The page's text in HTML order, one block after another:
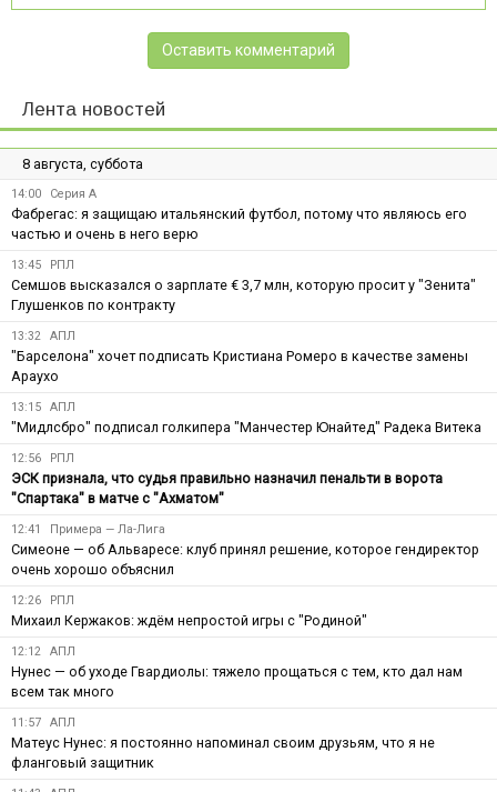
Оставить комментарий
Лента новостей
8 августа, суббота
14:00 Серия А
Фабрегас: я защищаю итальянский футбол, потому что являюсь его
частью и очень в него верю
13:45 РПЛ
Семшов высказался о зарплате € 3,7 млн, которую просит у "Зенита"
Глушенков по контракту
13:32 АПЛ
"Барселона" хочет подписать Кристиана Ромеро в качестве замены
Араухо
13:15 АПЛ
"Мидлсбро" подписал голкипера "Манчестер Юнайтед" Радека Витека
12:56 РПЛ
ЭСК признала, что судья правильно назначил пенальти в ворота
"Спартака" в матче с "Ахматом"
12:41 Примера — Ла-Лига
Симеоне — об Альваресе: клуб принял решение, которое гендиректор
очень хорошо объяснил
12:26 РПЛ
Михаил Кержаков: ждём непростой игры с "Родиной"
12:12 АПЛ
Нунес — об уходе Гвардиолы: тяжело прощаться с тем, кто дал нам
всем так много
11:57 АПЛ
Матеус Нунес: я постоянно напоминал своим друзьям, что я не
фланговый защитник